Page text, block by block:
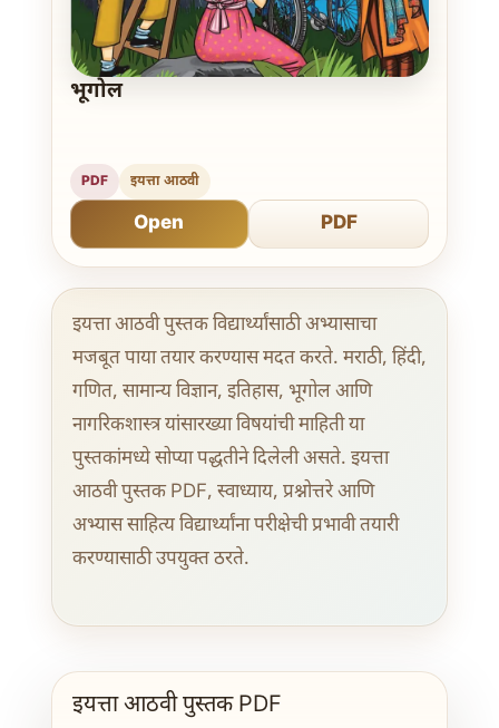
भूगोल
PDF इयत्ता आठवी
Open PDF
इयत्ता आठवी पुस्तक विद्यार्थ्यांसाठी अभ्यासाचा
मजबूत पाया तयार करण्यास मदत करते. मराठी, हिंदी,
गणित, सामान्य विज्ञान, इतिहास, भूगोल आणि
नागरिकशास्त्र यांसारख्या विषयांची माहिती या
पुस्तकांमध्ये सोप्या पद्धतीने दिलेली असते. इयत्ता
आठवी पुस्तक PDF, स्वाध्याय, प्रश्नोत्तरे आणि
अभ्यास साहित्य विद्यार्थ्यांना परीक्षेची प्रभावी तयारी
करण्यासाठी उपयुक्त ठरते.
इयत्ता आठवी पुस्तक PDF